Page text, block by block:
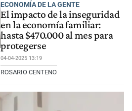
ECONOMÍA DE LA GENTE
El impacto de la inseguridad
en la economía familiar:
hasta $470.000 al mes para
protegerse
04-04-2025 13:19
ROSARIO CENTENO